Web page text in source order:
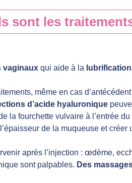
sont les
vaginaux qui aide à la lubrification
même en cas
d’acide hyaluronique
la fourchette vulvaire à l’entrée
de la muqueuse et
après l’injection : œdème,
sont palpables. Des